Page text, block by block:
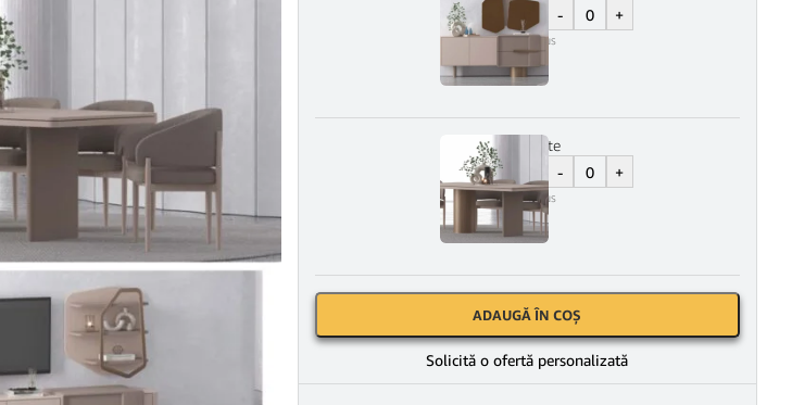
-
+
4.200 leiTVA Inclus
Masa Living Dante
-
+
2.600leiTVA Inclus
ADAUGĂ ÎN COȘ
Solicită o ofertă personalizată